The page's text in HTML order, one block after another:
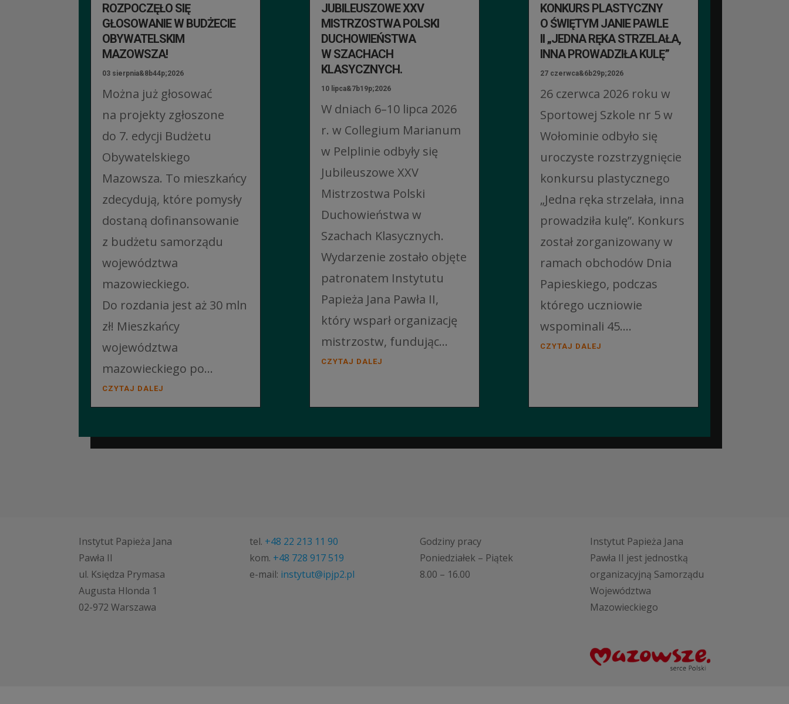
ROZPOCZĘŁO SIĘ
GŁOSOWANIE W BUDŻECIE
OBYWATELSKIM
MAZOWSZA!
03 sierpnia&8b44p;2026
Można już głosować
na projekty zgłoszone
do 7. edycji Budżetu
Obywatelskiego
Mazowsza. To mieszkańcy
zdecydują, które pomysły
dostaną dofinansowanie
z budżetu samorządu
województwa
mazowieckiego.
Do rozdania jest aż 30 mln
zł! Mieszkańcy
województwa
mazowieckiego po...
CZYTAJ DALEJ
JUBILEUSZOWE XXV
MISTRZOSTWA POLSKI
DUCHOWIEŃSTWA
W SZACHACH
KLASYCZNYCH.
10 lipca&7b19p;2026
W dniach 6–10 lipca 2026
r. w Collegium Marianum
w Pelplinie odbyły się
Jubileuszowe XXV
Mistrzostwa Polski
Duchowieństwa w
Szachach Klasycznych.
Wydarzenie zostało objęte
patronatem Instytutu
Papieża Jana Pawła II,
który wsparł organizację
mistrzostw, fundując...
CZYTAJ DALEJ
KONKURS PLASTYCZNY
O ŚWIĘTYM JANIE PAWLE
II „JEDNA RĘKA STRZELAŁA,
INNA PROWADZIŁA KULĘ”
27 czerwca&6b29p;2026
26 czerwca 2026 roku w
Sportowej Szkole nr 5 w
Wołominie odbyło się
uroczyste rozstrzygnięcie
konkursu plastycznego
„Jedna ręka strzelała, inna
prowadziła kulę”. Konkurs
został zorganizowany w
ramach obchodów Dnia
Papieskiego, podczas
którego uczniowie
wspominali 45....
CZYTAJ DALEJ
Instytut Papieża Jana
Pawła II
ul. Księdza Prymasa
Augusta Hlonda 1
02-972 Warszawa
tel. +48 22 213 11 90
kom. +48 728 917 519
e-mail: instytut@ipjp2.pl
Godziny pracy
Poniedziałek – Piątek
8.00 – 16.00
Instytut Papieża Jana
Pawła II jest jednostką
organizacyjną Samorządu
Województwa
Mazowieckiego